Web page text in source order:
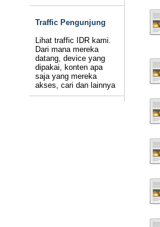
Traffic Pengunjung
Lihat traffic IDR kami.
Dari mana mereka
datang, device yang
dipakai, konten apa
saja yang mereka
akses, cari dan lainnya